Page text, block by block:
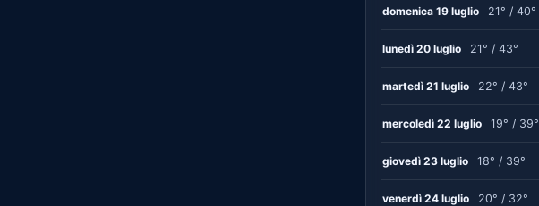
domenica 19 luglio 21° / 40°
lunedì 20 luglio 21° / 43°
martedì 21 luglio 22° / 43°
mercoledì 22 luglio 19° / 39°
giovedì 23 luglio 18° / 39°
venerdì 24 luglio 20° / 32°